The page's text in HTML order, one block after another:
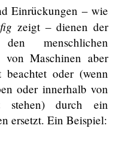
Einrückungen – wie
zeigt – dienen der
menschlichen
von Maschinen aber
beachtet oder (wenn
oder innerhalb von
stehen) durch ein
ersetzt. Ein Beispiel: